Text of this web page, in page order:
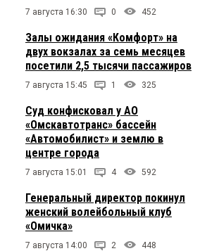
7 августа 16:30 0 452
Залы ожидания «Комфорт» на
двух вокзалах за семь месяцев
посетили 2,5 тысячи пассажиров
7 августа 15:45 1 325
Суд конфисковал у АО
«Омскавтотранс» бассейн
«Автомобилист» и землю в
центре города
7 августа 15:01 4 592
Генеральный директор покинул
женский волейбольный клуб
«Омичка»
7 августа 14:00 2 448